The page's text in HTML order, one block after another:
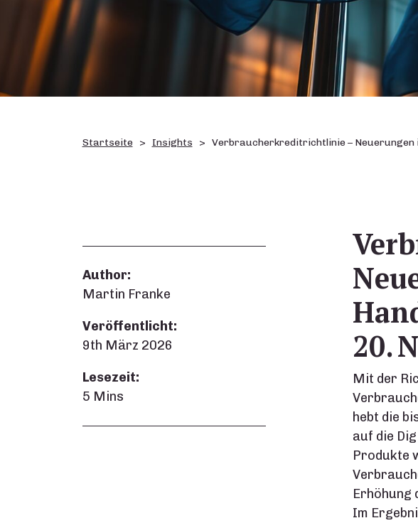
Startseite Insights Verbraucherkreditrichtlinie – Neuerungen
Author:
Martin Franke
Veröffentlicht:
9th März 2026
Lesezeit:
5 Mins
20.
Mit der
hebt die
auf die
Produkte
Erhöhung
Im